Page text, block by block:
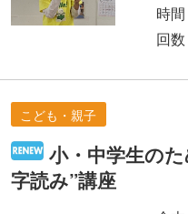
時
回
こども・親子
小・中学生の
字読み”講座